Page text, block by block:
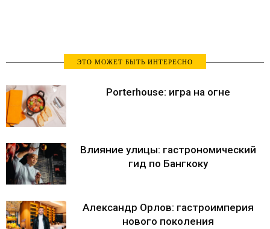
ЭТО МОЖЕТ БЫТЬ ИНТЕРЕСНО
Porterhouse: игра на огне
Влияние улицы: гастрономический
гид по Бангкоку
Александр Орлов: гастроимперия
нового поколения